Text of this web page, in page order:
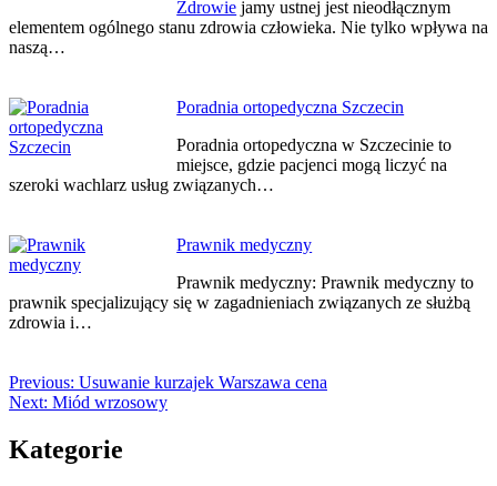
Zdrowie jamy ustnej jest nieodłącznym
elementem ogólnego stanu zdrowia człowieka. Nie tylko wpływa na
naszą…
Poradnia ortopedyczna Szczecin
Poradnia ortopedyczna w Szczecinie to
miejsce, gdzie pacjenci mogą liczyć na
szeroki wachlarz usług związanych…
Prawnik medyczny
Prawnik medyczny: Prawnik medyczny to
prawnik specjalizujący się w zagadnieniach związanych ze służbą
zdrowia i…
Previous: Usuwanie kurzajek Warszawa cena
Next: Miód wrzosowy
Kategorie